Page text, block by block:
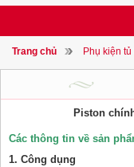
Trang chủ Phụ kiện
Piston
Các thông tin về sản
1. Công dụng